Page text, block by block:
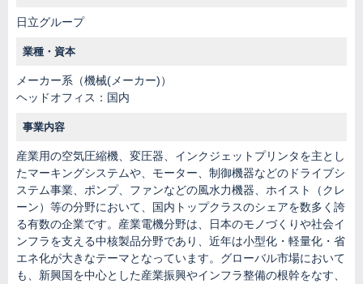
日立グループ
業種・資本
メーカー系（機械(メーカー)）
ヘッドオフィス：国内
事業内容
産業用の空気圧縮機、変圧器、インクジェットプリンタを主とし
たマーキングシステムや、モーター、制御機器などのドライブシ
ステム事業、ポンプ、ファンなどの風水力機器、ホイスト（クレ
ーン）等の分野において、国内トップクラスのシェアを数多く誇
る有数の企業です。産業電機分野は、日本のモノづくりや社会イ
ンフラを支える中核製品分野であり、近年は小型化・軽量化・省
エネ化が大きなテーマとなっています。グローバル市場において
も、新興国を中心とした産業振興やインフラ整備の根幹をなす、